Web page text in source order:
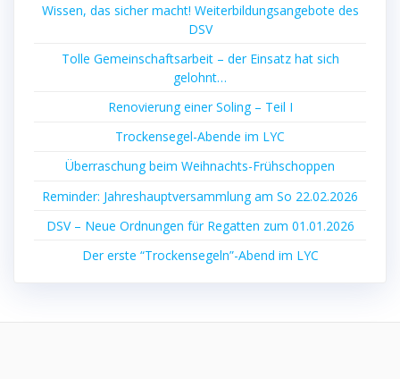
Wissen, das sicher macht! Weiterbildungsangebote des
DSV
Tolle Gemeinschaftsarbeit – der Einsatz hat sich
gelohnt…
Renovierung einer Soling – Teil I
Trockensegel-Abende im LYC
Überraschung beim Weihnachts-Frühschoppen
Reminder: Jahreshauptversammlung am So 22.02.2026
DSV – Neue Ordnungen für Regatten zum 01.01.2026
Der erste “Trockensegeln”-Abend im LYC